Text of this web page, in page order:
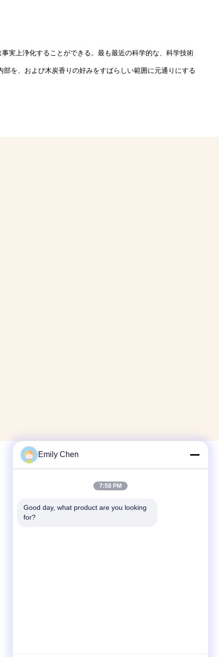
実上浄化することができる。最も最近の科学的な、科学技術
を、および木炭香りの好みをすばらしい範囲に元通りにする
テレ
Emily Chen
7:58 PM
Good day, what product are you looking
for?